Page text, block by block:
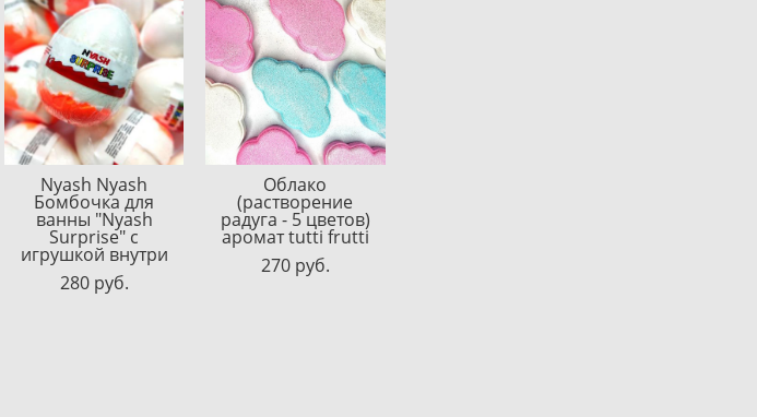
Nyash Nyash
Бомбочка для
ванны "Nyash
Surprise" с
игрушкой внутри
280 pуб.
Облако
(растворение
радуга - 5 цветов)
аромат tutti frutti
270 pуб.